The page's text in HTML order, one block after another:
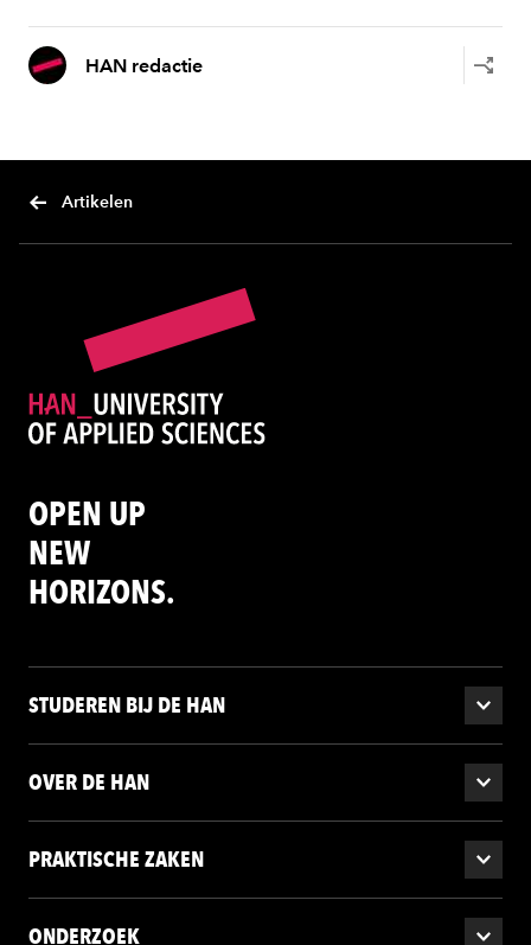
HAN redactie
Artikelen
OPEN UP
NEW
HORIZONS.
STUDEREN BIJ DE HAN
OVER DE HAN
PRAKTISCHE ZAKEN
ONDERZOEK